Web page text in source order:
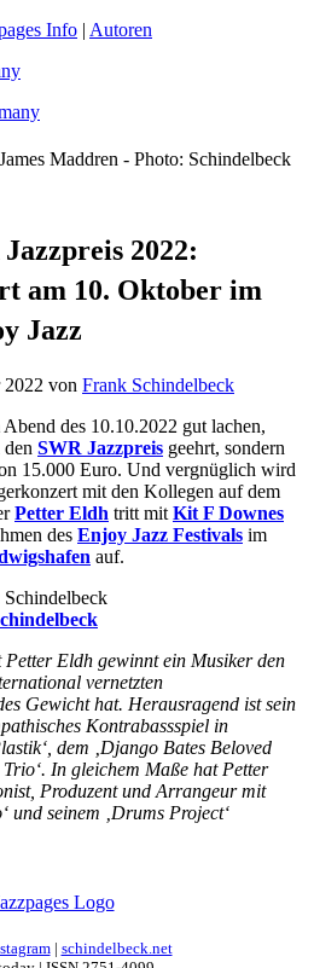
Info | Autoren
2022:
am 10. Oktober im
Jazz
von Frank Schindelbeck
des 10.10.2022 gut lachen,
SWR Jazzpreis geehrt, sondern
15.000 Euro. Und vergnüglich wird
mit den Kollegen auf dem
Petter Eldh tritt mit Kit F Downes
des Enjoy Jazz Festivals im
auf.
Petter Eldh gewinnt ein Musiker den
vernetzten
Gewicht hat. Herausragend ist sein
Kontrabassspiel in
dem ‚Django Bates Beloved
In gleichem Maße hat Petter
Produzent und Arrangeur mit
und seinem ‚Drums Project‘
| schindelbeck.net